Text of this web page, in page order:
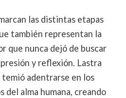
las distintas etapas
también representan la
que nunca dejó de buscar
y reflexión. Lastra
adentrarse en los
del alma humana, creando